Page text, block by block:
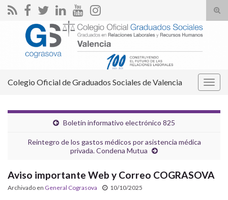
el
Search for:
Colegio Oficial de Graduados Sociales de Valencia
Boletín informativo electrónico 825
Reintegro de los gastos médicos por asistencia médica
privada. Condena Mutua
Aviso importante Web y Correo COGRASOVA
Archivado en General Cograsova 10/10/2025